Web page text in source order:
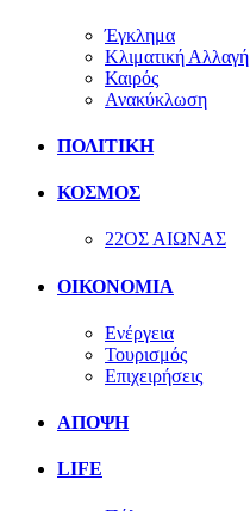
Έγκλημα
Κλιματική Αλλαγή
Καιρός
Ανακύκλωση
ΠΟΛΙΤΙΚΗ
ΚΟΣΜΟΣ
22ΟΣ ΑΙΩΝΑΣ
ΟΙΚΟΝΟΜΙΑ
Ενέργεια
Τουρισμός
Επιχειρήσεις
ΑΠΟΨΗ
LIFE